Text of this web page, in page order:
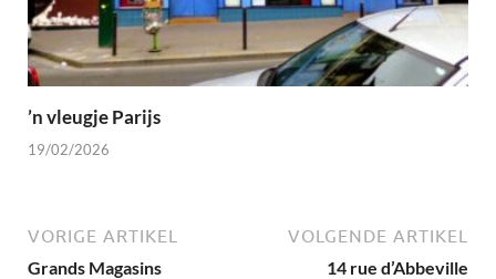
’n vleugje Parijs
19/02/2026
VORIGE ARTIKEL
Grands Magasins
VOLGENDE ARTIKEL
14 rue d’Abbeville